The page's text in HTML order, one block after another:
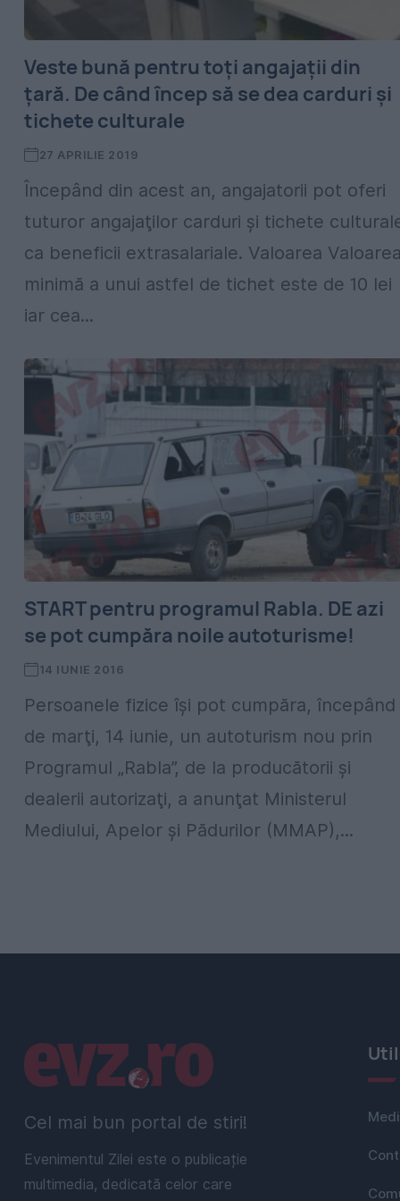
Veste bună pentru toţi angajaţii din
ţară. De când încep să se dea carduri şi
tichete culturale
27 APRILIE 2019
Începând din acest an, angajatorii pot oferi
tuturor angajaţilor carduri şi tichete
ca beneficii extrasalariale. Valoarea Valoarea
minimă a unui astfel de tichet este de 10 lei
iar cea...
START pentru programul Rabla. DE azi
se pot cumpăra noile autoturisme!
14 IUNIE 2016
Persoanele fizice îşi pot cumpăra, începând
de marţi, 14 iunie, un autoturism nou prin
Programul „Rabla”, de la producătorii şi
dealerii autorizaţi, a anunţat Ministerul
Mediului, Apelor şi Pădurilor (MMAP),...
Cel mai bun portal de stiri!
Evenimentul Zilei este o publicație
multimedia, dedicată celor care
Linkuri utile